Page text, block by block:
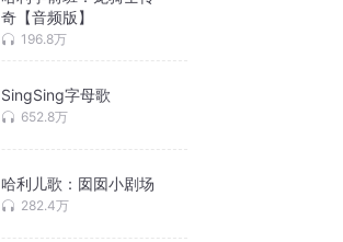
奇【音频版】
196.8万
SingSing字母歌
652.8万
哈利儿歌：囡囡小剧场
282.4万